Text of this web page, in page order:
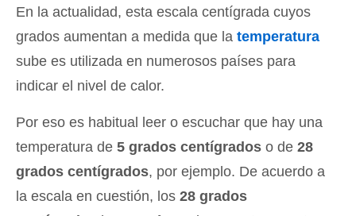
En la actualidad, esta escala centígrada cuyos
grados aumentan a medida que la temperatura
sube es utilizada en numerosos países para
indicar el nivel de calor.
Por eso es habitual leer o escuchar que hay una
temperatura de 5 grados centígrados o de 28
grados centígrados, por ejemplo. De acuerdo a
la escala en cuestión, los 28 grados